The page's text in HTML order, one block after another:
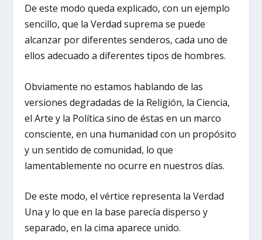
De este modo queda explicado, con un ejemplo
sencillo, que la Verdad suprema se puede
alcanzar por diferentes senderos, cada uno de
ellos adecuado a diferentes tipos de hombres.
Obviamente no estamos hablando de las
versiones degradadas de la Religión, la Ciencia,
el Arte y la Política sino de éstas en un marco
consciente, en una humanidad con un propósito
y un sentido de comunidad, lo que
lamentablemente no ocurre en nuestros días.
De este modo, el vértice representa la Verdad
Una y lo que en la base parecía disperso y
separado, en la cima aparece unido.